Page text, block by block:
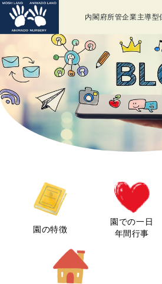
内閣府所管企業主導型
園の特徴
園での一日
年間行事